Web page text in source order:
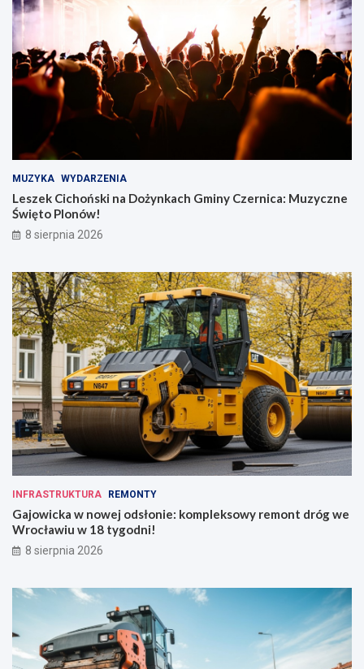
MUZYKA WYDARZENIA
Leszek Cichoński na Dożynkach Gminy Czernica: Muzyczne
Święto Plonów!
8 sierpnia 2026
INFRASTRUKTURA REMONTY
Gajowicka w nowej odsłonie: kompleksowy remont dróg we
Wrocławiu w 18 tygodni!
8 sierpnia 2026